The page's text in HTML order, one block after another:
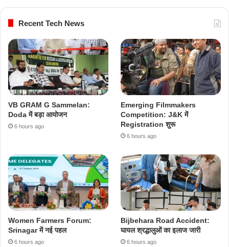
Recent Tech News
VB GRAM G Sammelan:
Doda में बड़ा आयोजन
6 hours ago
Emerging Filmmakers
Competition: J&K में
Registration शुरू
6 hours ago
Women Farmers Forum:
Srinagar में नई पहल
6 hours ago
Bijbehara Road Accident:
घायल श्रद्धालुओं का इलाज जारी
6 hours ago